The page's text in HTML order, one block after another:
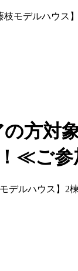
枝モデルハウ
の方
≪ご